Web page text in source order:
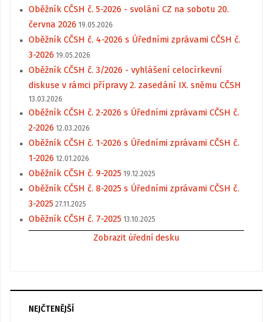
Oběžník CČSH č. 5-2026 - svolání CZ na sobotu 20.
června 2026 19.05.2026
Oběžník CČSH č. 4-2026 s Úředními zprávami CČSH č.
3-2026 19.05.2026
Oběžník CČSH č. 3/2026 - vyhlášení celocírkevní
diskuse v rámci přípravy 2. zasedání IX. sněmu CČSH
13.03.2026
Oběžník CČSH č. 2-2026 s Úředními zprávami CČSH č.
2-2026 12.03.2026
Oběžník CČSH č. 1-2026 s Úředními zprávami CČSH č.
1-2026 12.01.2026
Oběžník CČSH č. 9-2025 19.12.2025
Oběžník CČSH č. 8-2025 s Úředními zprávami CČSH č.
3-2025 27.11.2025
Oběžník CČSH č. 7-2025 13.10.2025
Zobrazit úřední desku
NEJČTENĚJŠÍ